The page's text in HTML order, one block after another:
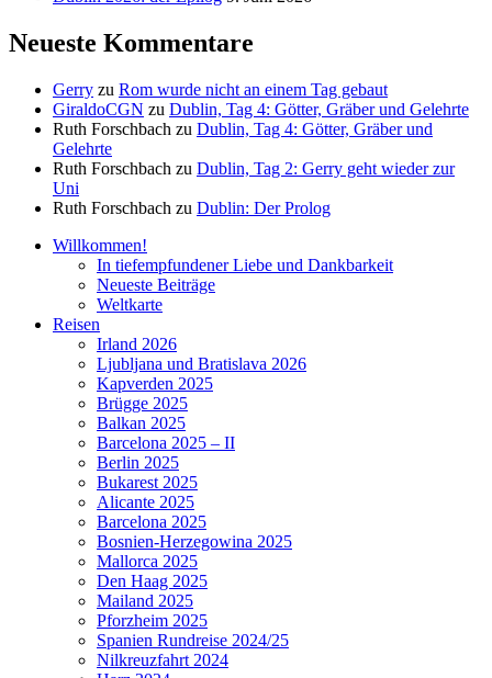
Neueste Kommentare
Gerry zu Rom wurde nicht an einem Tag gebaut
GiraldoCGN zu Dublin, Tag 4: Götter, Gräber und Gelehrte
Ruth Forschbach zu Dublin, Tag 4: Götter, Gräber und
Gelehrte
Ruth Forschbach zu Dublin, Tag 2: Gerry geht wieder zur
Uni
Ruth Forschbach zu Dublin: Der Prolog
Willkommen!
In tiefempfundener Liebe und Dankbarkeit
Neueste Beiträge
Weltkarte
Reisen
Irland 2026
Ljubljana und Bratislava 2026
Kapverden 2025
Brügge 2025
Balkan 2025
Barcelona 2025 – II
Berlin 2025
Bukarest 2025
Alicante 2025
Barcelona 2025
Bosnien-Herzegowina 2025
Mallorca 2025
Den Haag 2025
Mailand 2025
Pforzheim 2025
Spanien Rundreise 2024/25
Nilkreuzfahrt 2024